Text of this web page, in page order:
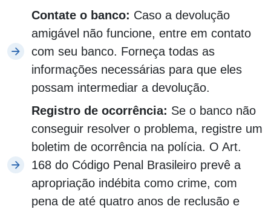
Contate o banco: Caso a devolução
amigável não funcione, entre em contato
com seu banco. Forneça todas as
informações necessárias para que eles
possam intermediar a devolução.
Registro de ocorrência: Se o banco não
conseguir resolver o problema, registre um
boletim de ocorrência na polícia. O Art.
168 do Código Penal Brasileiro prevê a
apropriação indébita como crime, com
pena de até quatro anos de reclusão e